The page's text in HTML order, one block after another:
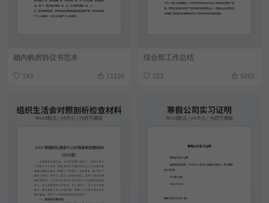
婚内购房协议书范本
143 11126
综合部工作总结
223 9253